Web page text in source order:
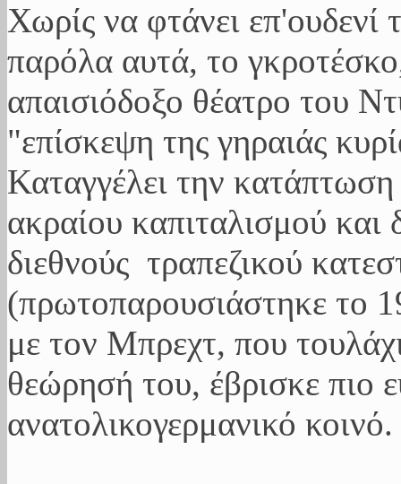
Χωρίς να φτάνει επ'ουδενί
παρόλα αυτά, το
απαισιόδοξο θέατρο του
"επίσκεψη της γηραιάς
Καταγγέλει την
ακραίου καπιταλισμού
διεθνούς τραπεζικού
(πρωτοπαρουσιάστηκε το
με τον Μπρεχτ, που
θεώρησή του, έβρισκε πιο
ανατολικογερμανικό κοινό.